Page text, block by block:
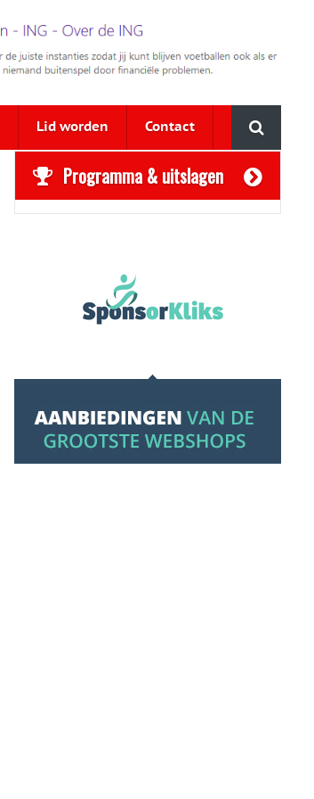
Lid worden Contact
Programma & uitslagen